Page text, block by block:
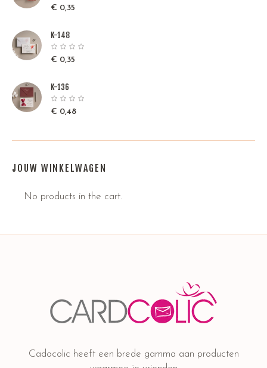
€ 0,35
K-148
€ 0,35
K-136
€ 0,48
JOUW WINKELWAGEN
No products in the cart.
Cadocolic heeft een brede gamma aan producten